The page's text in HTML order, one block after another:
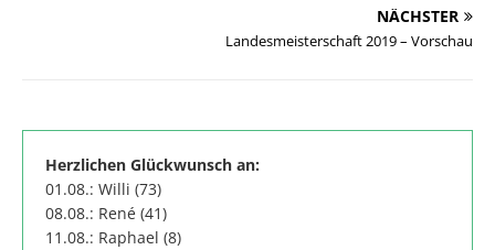
NÄCHSTER
Landesmeisterschaft 2019 – Vorschau
Herzlichen Glückwunsch an:
01.08.: Willi (73)
08.08.: René (41)
11.08.: Raphael (8)